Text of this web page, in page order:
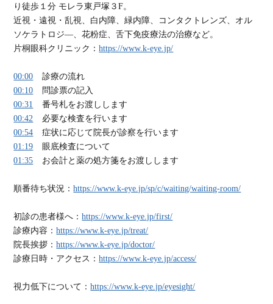
り徒歩１分 モレラ東戸塚３F。
近視・遠視・乱視、白内障、緑内障、コンタクトレンズ、オル
ソケラトロジ―、花粉症、舌下免疫療法の治療など。
片桐眼科クリニック：https://www.k-eye.jp/
00:00
診療の流れ
00:10
問診票の記入
00:31
番号札をお渡しします
00:42
必要な検査を行います
00:54
症状に応じて院長が診察を行います
01:19
眼底検査について
01:35
お会計と薬の処方箋をお渡しします
順番待ち状況：https://www.k-eye.jp/sp/c/waiting/waiting-room/
初診の患者様へ：https://www.k-eye.jp/first/
診療内容：https://www.k-eye.jp/treat/
院長挨拶：https://www.k-eye.jp/doctor/
診療日時・アクセス：https://www.k-eye.jp/access/
視力低下について：https://www.k-eye.jp/eyesight/